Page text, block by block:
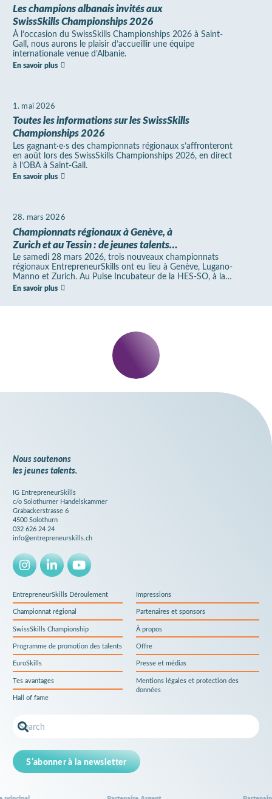
Les champions albanais invités aux
SwissSkills Championships 2026
À l’occasion du SwissSkills Championships 2026 à Saint-
Gall, nous aurons le plaisir d’accueillir une équipe
internationale venue d’Albanie.
En savoir plus
1. mai 2026
Toutes les informations sur les SwissSkills
Championships 2026
Les gagnant·e·s des championnats régionaux s’affronteront
en août lors des SwissSkills Championships 2026, en direct
à l’OBA à Saint-Gall.
En savoir plus
28. mars 2026
Championnats régionaux à Genève, à
Zurich et au Tessin : de jeunes talents
développent des idées pour une vie plus
durable en ville comme à la campagne
Le samedi 28 mars 2026, trois nouveaux championnats
régionaux EntrepreneurSkills ont eu lieu à Genève, Lugano-
Manno et Zurich. Au Pulse Incubateur de la HES-SO, à la
SUPSI au Suglio Business…
En savoir plus
Nous soutenons
les jeunes talents.
IG EntrepreneurSkills
c/o Solothurner Handelskammer
Grabackerstrasse 6
4500 Solothurn
032 626 24 24
info@entrepreneurskills.ch
EntrepreneurSkills Déroulement
Championnat régional
SwissSkills Championship
Programme de promotion des talents
EuroSkills
Tes avantages
Hall of fame
Impressions
Partenaires et sponsors
À propos
Offre
Presse et médias
Mentions légales et protection des
données
S’abonner à la newsletter